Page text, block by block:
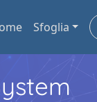
Sfoglia